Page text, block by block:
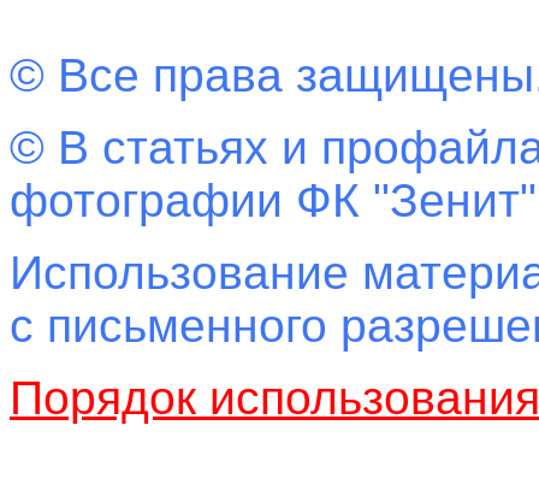
© Все права
© В статьях и
фотографии ФК
Использование
с письменного
Порядок